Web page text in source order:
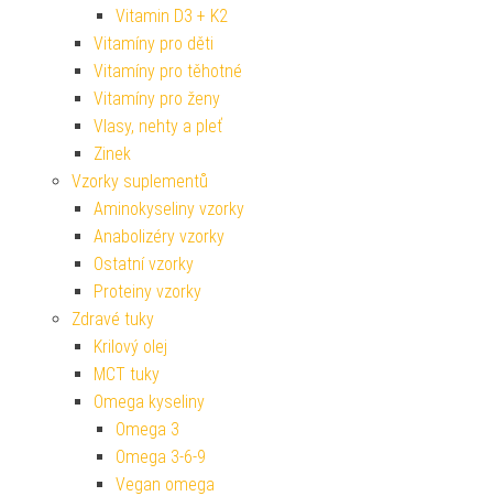
Vitamin D3 + K2
Vitamíny pro děti
Vitamíny pro těhotné
Vitamíny pro ženy
Vlasy, nehty a pleť
Zinek
Vzorky suplementů
Aminokyseliny vzorky
Anabolizéry vzorky
Ostatní vzorky
Proteiny vzorky
Zdravé tuky
Krilový olej
MCT tuky
Omega kyseliny
Omega 3
Omega 3-6-9
Vegan omega